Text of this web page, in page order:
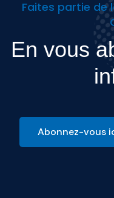
Faites partie de
En vous
Abonnez-vous